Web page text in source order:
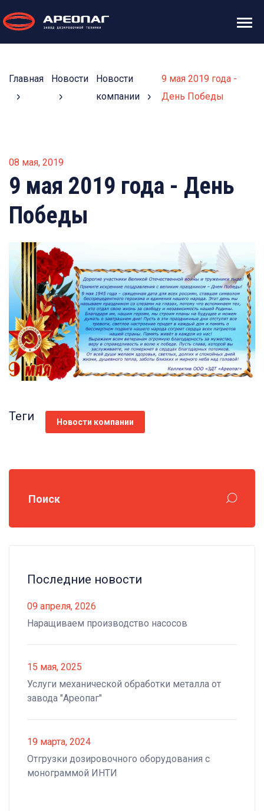
Главная Новости
Новости
компании
9 мая 2019 года -
День Победы
08 мая, 2019
9 мая 2019 года - День
Победы
Теги Новости компании
Поиск
Последние новости
09 апреля, 2026
Наращиваем производство насосов
15 мая, 2025
Услуги механической обработки металла от
завода "Ареопаг"
19 марта, 2024
Отгрузки дозировочного оборудования с
монограммой ИНТИ